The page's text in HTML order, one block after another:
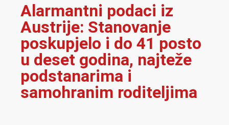
Alarmantni podaci iz
Austrije: Stanovanje
poskupjelo i do 41 posto
u deset godina, najteže
podstanarima i
samohranim roditeljima